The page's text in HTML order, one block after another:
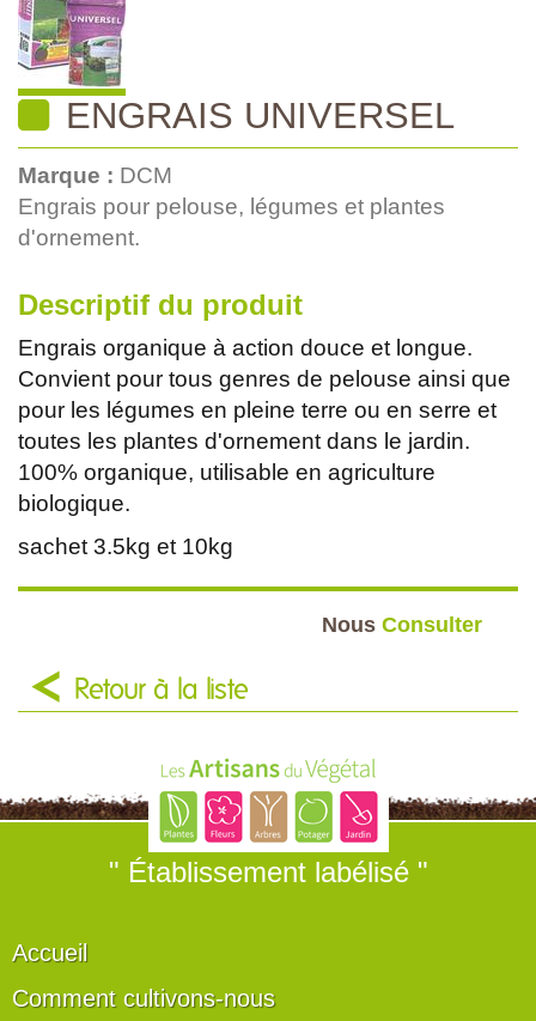
ENGRAIS UNIVERSEL
Marque : DCM
Engrais pour pelouse, légumes et plantes
d'ornement.
Descriptif du produit
Engrais organique à action douce et longue.
Convient pour tous genres de pelouse ainsi que
pour les légumes en pleine terre ou en serre et
toutes les plantes d'ornement dans le jardin.
100% organique, utilisable en agriculture
biologique.
sachet 3.5kg et 10kg
Nous Consulter
Retour à la liste
" Établissement labélisé "
Accueil
Comment cultivons-nous